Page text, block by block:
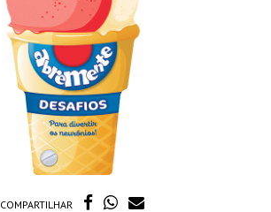
COMPARTILHAR